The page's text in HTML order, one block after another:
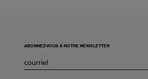
ABONNEZ-VOUS À NOTRE NEWSLETTER